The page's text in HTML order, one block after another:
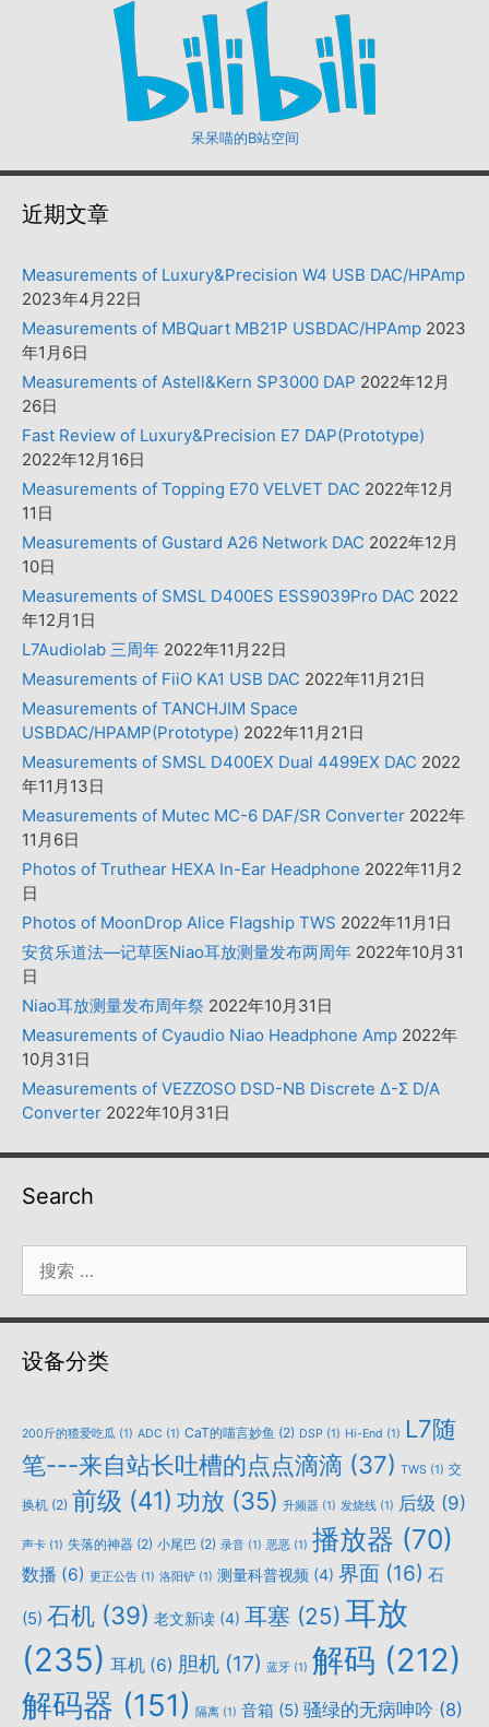
呆呆喵的B站空间
近期文章
Measurements of Luxury&Precision W4 USB DAC/HPAmp
2023年4月22日
Measurements of MBQuart MB21P USBDAC/HPAmp 2023
年1月6日
Measurements of Astell&Kern SP3000 DAP 2022年12月
26日
Fast Review of Luxury&Precision E7 DAP(Prototype)
2022年12月16日
Measurements of Topping E70 VELVET DAC 2022年12月
11日
Measurements of Gustard A26 Network DAC 2022年12月
10日
Measurements of SMSL D400ES ESS9039Pro DAC 2022
年12月1日
L7Audiolab 三周年 2022年11月22日
Measurements of FiiO KA1 USB DAC 2022年11月21日
Measurements of TANCHJIM Space
USBDAC/HPAMP(Prototype) 2022年11月21日
Measurements of SMSL D400EX Dual 4499EX DAC 2022
年11月13日
Measurements of Mutec MC-6 DAF/SR Converter 2022年
11月6日
Photos of Truthear HEXA In-Ear Headphone 2022年11月2
日
Photos of MoonDrop Alice Flagship TWS 2022年11月1日
安贫乐道法—记草医Niao耳放测量发布两周年 2022年10月31
日
Niao耳放测量发布周年祭 2022年10月31日
Measurements of Cyaudio Niao Headphone Amp 2022年
10月31日
Measurements of VEZZOSO DSD-NB Discrete Δ-Σ D/A
Converter 2022年10月31日
Search
索：
设备分类
200斤的猹爱吃瓜 (1) ADC (1) CaT的喵言妙鱼 (2) DSP (1) Hi-End (1) L7随
笔---来自站长吐槽的点点滴滴 (37) TWS (1) 交
换机 (2) 前级 (41) 功放 (35) 升频器 (1) 发烧线 (1) 后级 (9)
声卡 (1) 失落的神器 (2) 小尾巴 (2) 录音 (1) 恶恶 (1) 播放器 (70)
数播 (6) 更正公告 (1) 洛阳铲 (1) 测量科普视频 (4) 界面 (16) 石
(5) 石机 (39) 老文新读 (4) 耳塞 (25) 耳放
(235) 耳机 (6) 胆机 (17) 蓝牙 (1) 解码 (212)
解码器 (151) 隔离 (1) 音箱 (5) 骚绿的无病呻吟 (8)